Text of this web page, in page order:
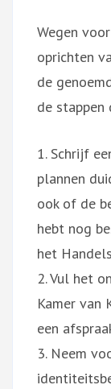
Wegen
oprichten
de
de
1. Schrijf
plannen
ook of de
hebt nog
het
2. Vul het
Kamer van
een
3. Neem